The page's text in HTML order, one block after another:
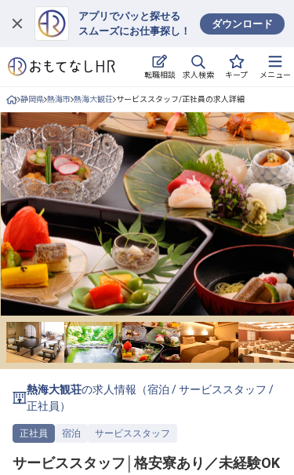
アプリでパッと探せる
スムーズにお仕事探し！
ダウンロード
転職相談 求人検索 キープ メニュー
ログイン
求人・施設を探す
キープした求人
就職・転職 合同説明会
おもてなしHRについて
ご利用の流れ
よくある質問
ホテル・宿泊業界情報コラム
無料 転職サポートに申し込む
静岡県 熱海市 熱海大観荘 サービススタッフ/正社員の求人詳細
熱海大観荘の求人情報（宿泊 /サービススタッフ /
正社員 ）
正社員 宿泊 サービススタッフ
サービススタッフ│格安寮あり／未経験OK